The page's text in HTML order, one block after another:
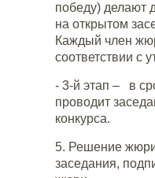
победу) делают
на открытом
Каждый член
соответствии с
- 3-й этап – в
проводит
конкурса.
5. Решение
заседания,